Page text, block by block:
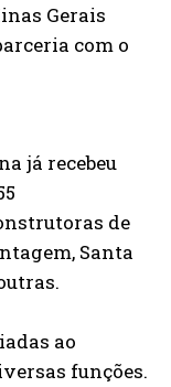
Gerais
com o
já recebeu
de
Santa
ao
funções.